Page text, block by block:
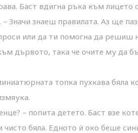
Баст вдигна ръка към лицето
– Значи знаеш правилата. Аз ще
или да ти помогна да решиш
дървото, така че очите му да
топка пухкава бяла
– попита детето. Баст взе
бяла. Едното ѝ око беше